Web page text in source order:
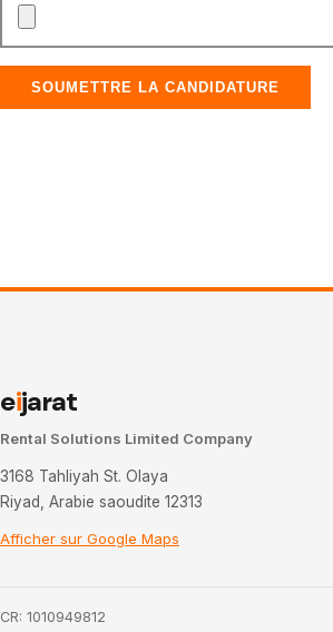
SOUMETTRE LA CANDIDATURE
eijarat
Rental Solutions Limited Company
3168 Tahliyah St. Olaya
Riyad, Arabie saoudite 12313
Afficher sur Google Maps
CR: 1010949812